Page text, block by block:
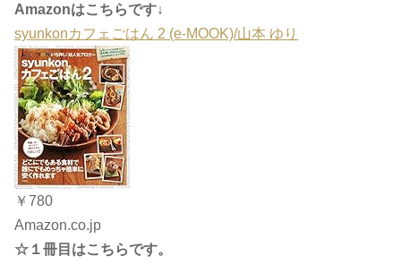
Amazonはこちらです↓
syunkonカフェごはん 2 (e-MOOK)/山本 ゆり
￥780
Amazon.co.jp
☆１冊目はこちらです。